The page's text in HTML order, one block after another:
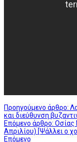
Προηγούμενο άρθρο:
και διεύθυνση
Επόμενο άρθρο: Οσίας
Απριλίου) [Ψάλλει ο
Επόμενο